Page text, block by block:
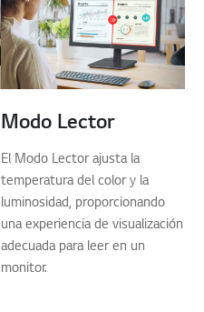
Modo Lector
El Modo Lector ajusta la
temperatura del color y la
luminosidad, proporcionando
una experiencia de visualización
adecuada para leer en un
monitor.